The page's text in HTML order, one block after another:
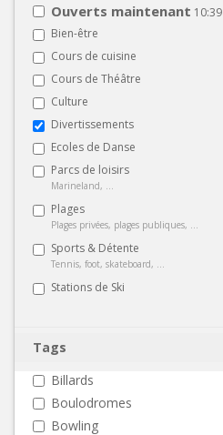
Ouverts maintenant 10:39
Bien-être
Cours de cuisine
Cours de Théâtre
Culture
Divertissements
Ecoles de Danse
Parcs de loisirs
Marineland, ...
Plages
Plages privées, plages publiques, ...
Sports & Détente
Tennis, foot, skateboard, ...
Stations de Ski
Tags
Billards
Boulodromes
Bowling